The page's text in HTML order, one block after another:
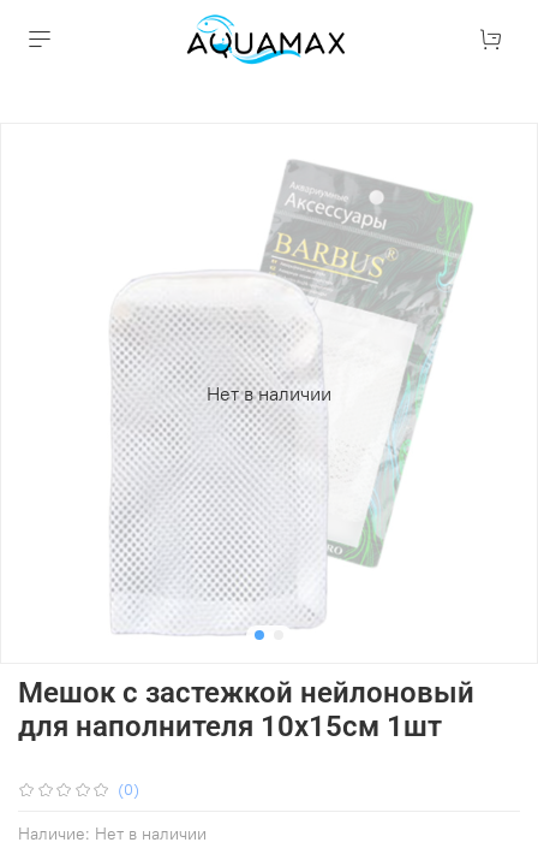
Нет в наличии
(0)
Наличие: Нет в наличии
Мешок с застежкой нейлоновый
для наполнителя 10х15см 1шт